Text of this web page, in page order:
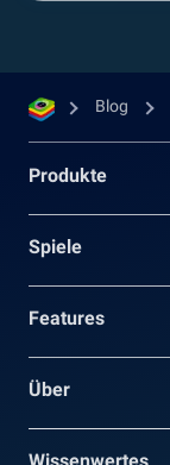
Blog
Produkte
Spiele
Features
Über